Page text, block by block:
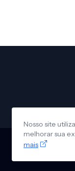
Nosso site
melhorar sua
mais